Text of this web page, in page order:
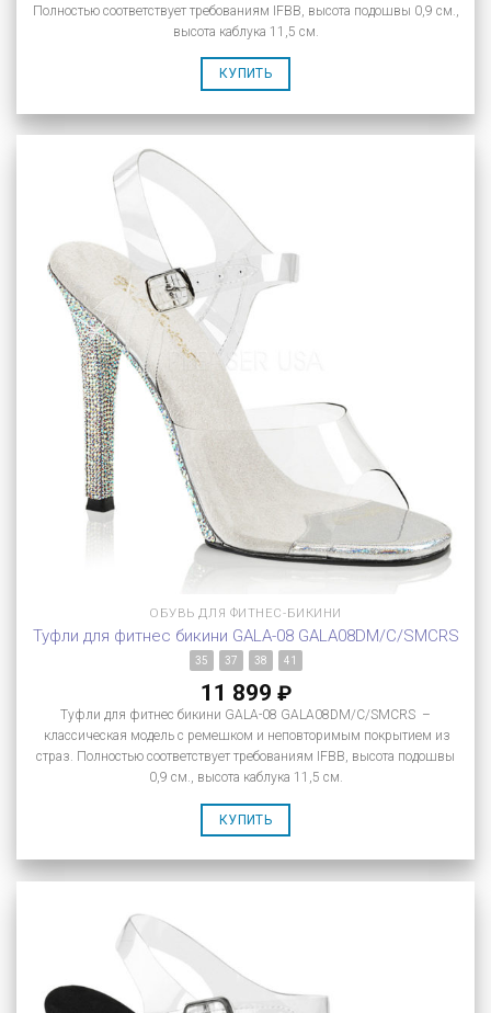
Полностью соответствует требованиям IFBB, высота подошвы 0,9 см.,
высота каблука 11,5 см.
КУПИТЬ
ОБУВЬ ДЛЯ ФИТНЕС-БИКИНИ
Туфли для фитнес бикини GALA-08 GALA08DM/C/SMCRS
35 37 38 41
11 899 ₽
Туфли для фитнес бикини GALA-08 GALA08DM/C/SMCRS –
классическая модель с ремешком и неповторимым покрытием из
страз. Полностью соответствует требованиям IFBB, высота подошвы
0,9 см., высота каблука 11,5 см.
КУПИТЬ